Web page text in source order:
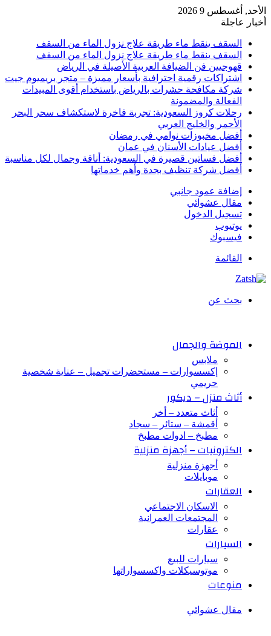
الأحد, أغسطس 9 2026
أخبار عاجلة
السقف ينقط ماء طريقة علاج نزول الماء من السقف
السقف ينقط ماء طريقة علاج نزول الماء من السقف
قهوجيين فن الضيافة العربية الأصيلة في الرياض
اشتراكات رقمية احترافية بأسعار مميزة – متجر بريميوم جيت
شركة مكافحة حشرات بالرياض باستخدام أقوى المبيدات
الفعالة والمضمونة
رحلات كروز السعودية: تجربة فاخرة لاستكشاف سحر البحر
الأحمر والخليج العربي
أفضل مخبوزات نوامي في رمضان
أفضل عيادات الأسنان في عمان
أفضل فساتين قصيرة في السعودية: أناقة وجمال لكل مناسبة
أفضل شركة تنظيف بجدة وأهم خدماتها
إضافة عمود جانبي
مقال عشوائي
تسجيل الدخول
يوتيوب
فيسبوك
القائمة
بحث عن
الموضة والجمال
ملابس
إكسسوارات – مستحضرات تجميل – عناية شخصية
حريمي
أثاث منزل – ديكور
أثاث متعدد – أخر
أقمشة – ستائر – سجاد
مطبخ – ادوات مطبخ
الكترونيات – أجهزة منزلية
أجهزة منزلية
موبايلات
العقارات
الاسكان الاجتماعي
المجتمعات العمرانية
عقارات
السيارات
سيارات للبيع
موتوسيكلات واكسسواراتها
منوعات
مقال عشوائي